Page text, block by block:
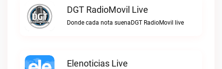
DGT RadioMovil Live
Donde cada nota suenaDGT RadioMovil live
Elenoticias Live